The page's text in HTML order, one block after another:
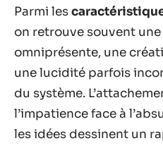
Parmi les
on retrouve souvent
omniprésente, une
une lucidité parfois
du système.
l’impatience face à
les idées dessinent un